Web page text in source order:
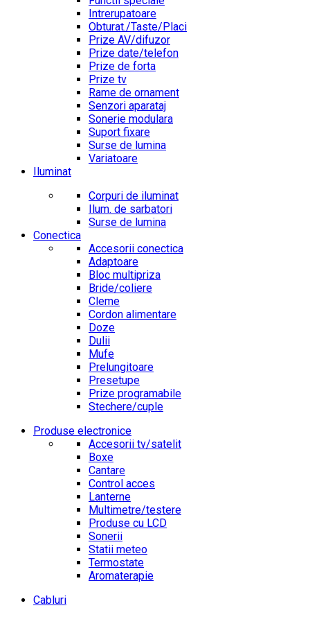
Intrerupatoare
Obturat./Taste/Placi
Prize AV/difuzor
Prize date/telefon
Prize de forta
Prize tv
Rame de ornament
Senzori aparataj
Sonerie modulara
Suport fixare
Surse de lumina
Variatoare
Iluminat
Corpuri de iluminat
Ilum. de sarbatori
Surse de lumina
Conectica
Accesorii conectica
Adaptoare
Bloc multipriza
Bride/coliere
Cleme
Cordon alimentare
Doze
Dulii
Mufe
Prelungitoare
Presetupe
Prize programabile
Stechere/cuple
Produse electronice
Accesorii tv/satelit
Boxe
Cantare
Control acces
Lanterne
Multimetre/testere
Produse cu LCD
Sonerii
Statii meteo
Termostate
Aromaterapie
Cabluri